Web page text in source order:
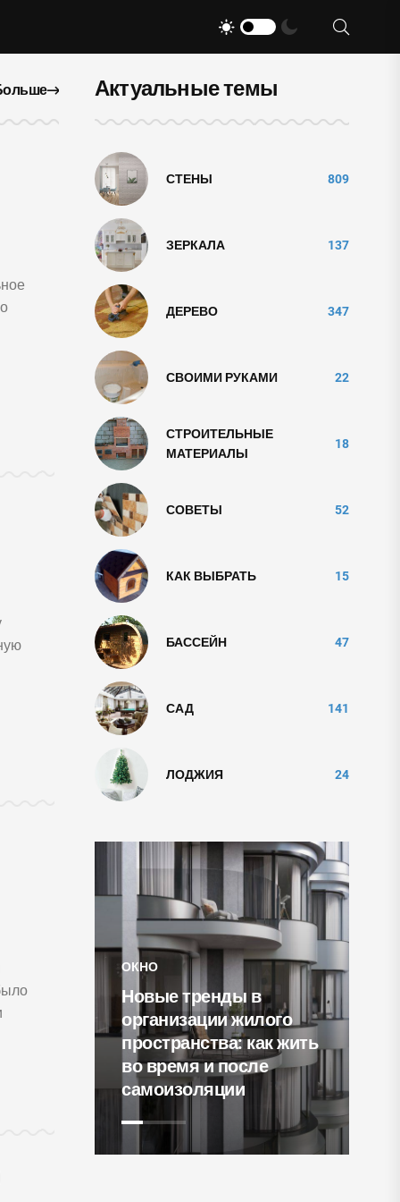
Актуальные темы
СТЕНЫ 809
ЗЕРКАЛА 137
ДЕРЕВО 347
СВОИМИ РУКАМИ 22
СТРОИТЕЛЬНЫЕ
МАТЕРИАЛЫ
18
СОВЕТЫ 52
КАК ВЫБРАТЬ 15
БАССЕЙН 47
САД 141
ЛОДЖИЯ 24
в
жилого
как жить
СВЕТИЛЬНИКИ
15 уютнейших
гостиных с
кирпичными стенами